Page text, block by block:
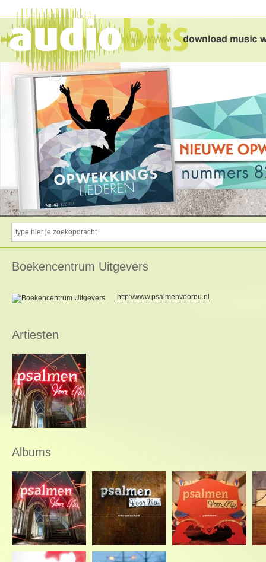
Boekencentrum Uitgevers
http://www.psalmenvoornu.nl
Artiesten
Albums